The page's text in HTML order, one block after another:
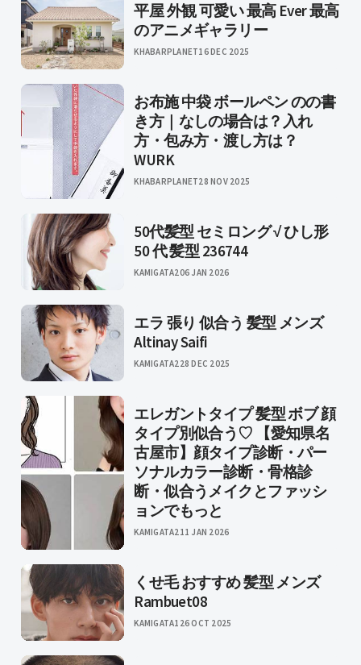
平屋 外観 可愛い 最高 Ever 最高
のアニメギャラリー
KHABARPLANET16 DEC 2025
お布施 中袋 ボールペン のの書
き方｜なしの場合は？入れ
方・包み方・渡し方は？
WURK
KHABARPLANET28 NOV 2025
50代髪型 セミロング √ ひし形
50 代 髪型 236744
KAMIGATA206 JAN 2026
エラ 張り 似合う 髪型 メンズ
Altinay Saifi
KAMIGATA228 DEC 2025
エレガントタイプ 髪型 ボブ 顔
タイプ別似合う♡ 【愛知県名
古屋市】顔タイプ診断・パー
ソナルカラー診断・骨格診
断・似合うメイクとファッシ
ョンでもっと
KAMIGATA211 JAN 2026
くせ毛 おすすめ 髪型 メンズ
Rambuet08
KAMIGATA1 26 OCT 2025